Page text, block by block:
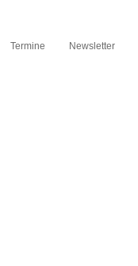
Termine Newsletter